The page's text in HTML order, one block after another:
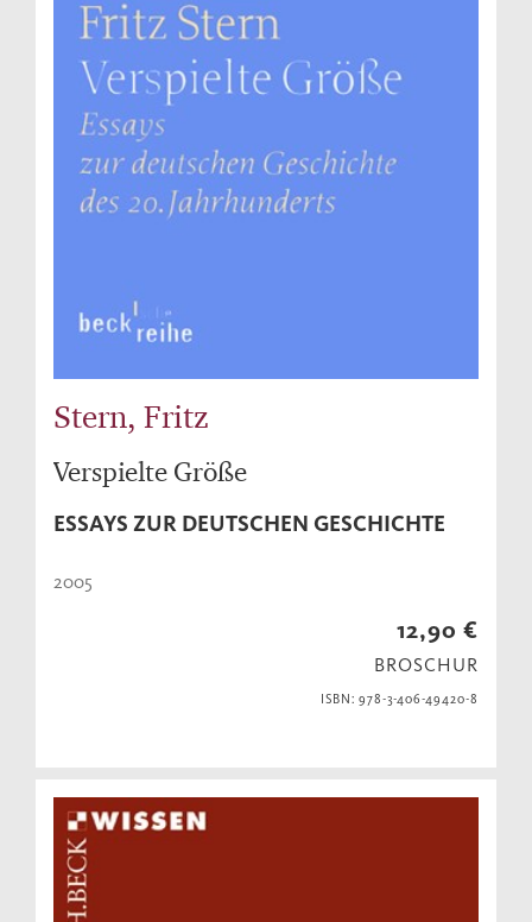
Stern, Fritz
Verspielte Größe
ESSAYS ZUR DEUTSCHEN GESCHICHTE
2005
12,90 €
BROSCHUR
ISBN: 978-3-406-49420-8